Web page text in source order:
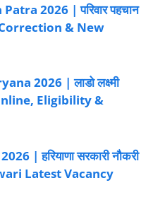
2026 | परिवार पहचान
& New
2026 | लाडो लक्ष्मी
Eligibility &
| हरियाणा सरकारी नौकरी
Latest Vacancy